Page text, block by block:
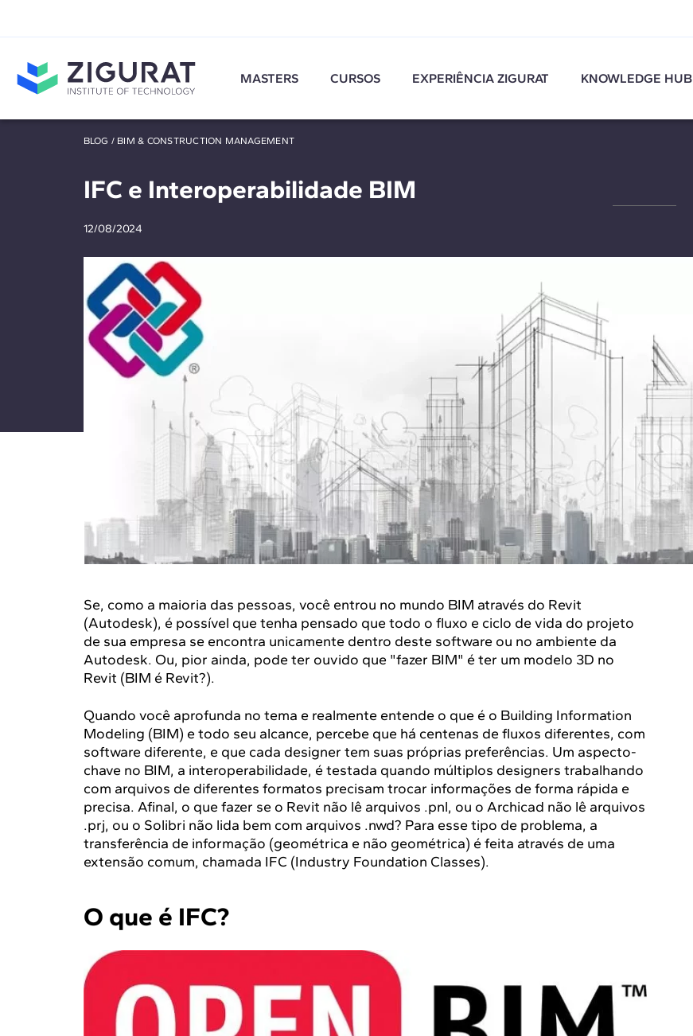
MASTERS CURSOS EXPERIÊNCIA ZIGURAT KNOWLEDGE HUB
BLOG / BIM & CONSTRUCTION MANAGEMENT
IFC e Interoperabilidade BIM
12/08/2024
Se, como a maioria das pessoas, você entrou no mundo BIM através do Revit
(Autodesk), é possível que tenha pensado que todo o fluxo e ciclo de vida do projeto
de sua empresa se encontra unicamente dentro deste software ou no ambiente da
Autodesk. Ou, pior ainda, pode ter ouvido que "fazer BIM" é ter um modelo 3D no
Revit (BIM é Revit?).
Quando você aprofunda no tema e realmente entende o que é o Building Information
Modeling (BIM) e todo seu alcance, percebe que há centenas de fluxos diferentes, com
software diferente, e que cada designer tem suas próprias preferências. Um aspecto-
chave no BIM, a interoperabilidade, é testada quando múltiplos designers trabalhando
com arquivos de diferentes formatos precisam trocar informações de forma rápida e
precisa. Afinal, o que fazer se o Revit não lê arquivos .pnl, ou o Archicad não lê arquivos
.prj, ou o Solibri não lida bem com arquivos .nwd? Para esse tipo de problema, a
transferência de informação (geométrica e não geométrica) é feita através de uma
extensão comum, chamada IFC (Industry Foundation Classes).
O que é IFC?